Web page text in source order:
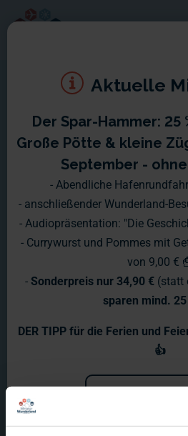
Rückblick auf
Gerrits Tagebuch
100 Folgen Gerrits
feiern gemeinsam
Aktuelle
Der Spar-Hammer: 25
Große Pötte & kleine
September -
- Abendliche
- anschließender Wunderland-
- Audiopräsentation: "Die
- Currywurst und Pommes mit
von 9,00 €
- Sonderpreis nur 34,90 € (statt
sparen mind. 25
DER TIPP für die Ferien und
👍
Mehr